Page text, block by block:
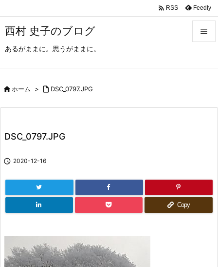
西村 史子のブログ
あるがままに。思うがままに。

 RSS Feedly
ホーム >  DSC_0797.JPG
DSC_0797.JPG
 2020-12-16
Copy